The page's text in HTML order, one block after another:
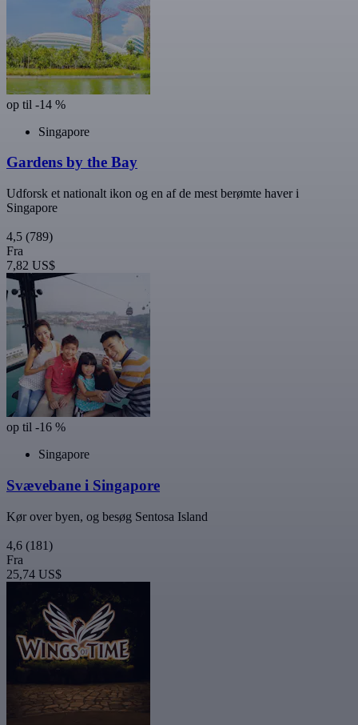
op til -14 %
Singapore
Gardens by the Bay
Udforsk et nationalt ikon og en af de mest berømte haver i
Singapore
4,5 (789)
Fra
7,82 US$
op til -16 %
Singapore
Svævebane i Singapore
Kør over byen, og besøg Sentosa Island
4,6 (181)
Fra
25,74 US$